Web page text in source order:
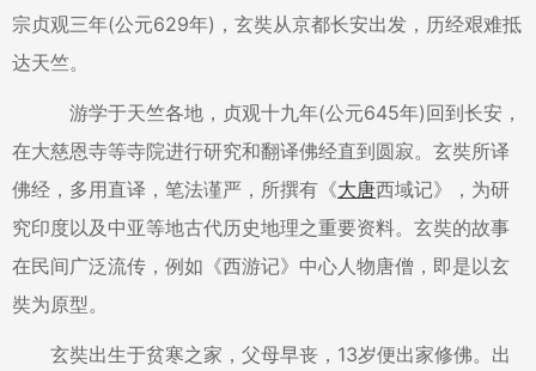
宗贞观三年(公元629年)，玄奘从京都长安出发，历经艰难抵
达天竺。
游学于天竺各地，贞观十九年(公元645年)回到长安，
在大慈恩寺等寺院进行研究和翻译佛经直到圆寂。玄奘所译
佛经，多用直译，笔法谨严，所撰有《大唐西域记》，为研
究印度以及中亚等地古代历史地理之重要资料。玄奘的故事
在民间广泛流传，例如《西游记》中心人物唐僧，即是以玄
奘为原型。
玄奘出生于贫寒之家，父母早丧，13岁便出家修佛。出